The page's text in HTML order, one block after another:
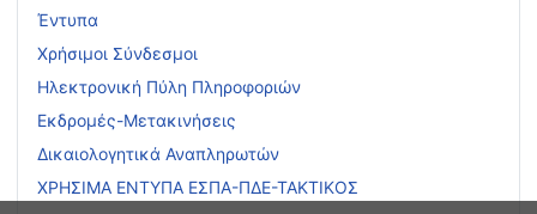
Έντυπα
Χρήσιμοι Σύνδεσμοι
Ηλεκτρονική Πύλη Πληροφοριών
Εκδρομές-Μετακινήσεις
Δικαιολογητικά Αναπληρωτών
ΧΡΗΣΙΜΑ ΕΝΤΥΠΑ ΕΣΠΑ-ΠΔΕ-ΤΑΚΤΙΚΟΣ